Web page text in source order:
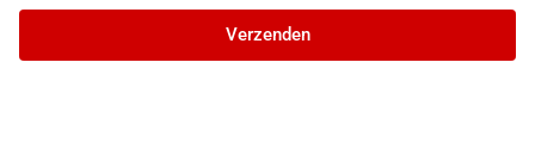
Verzenden